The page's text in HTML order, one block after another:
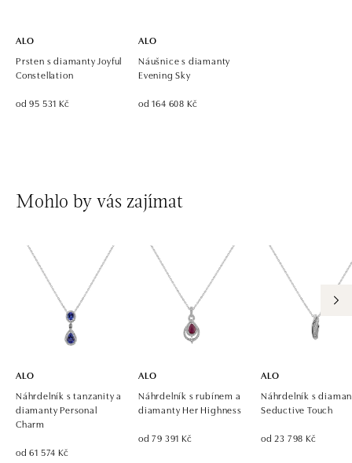
ALO
Prsten s diamanty Joyful
Constellation
od 95 531 Kč
ALO
Náušnice s diamanty
Evening Sky
od 164 608 Kč
Mohlo by vás zajímat
ALO
Náhrdelník s tanzanity a
diamanty Personal
Charm
od 61 574 Kč
ALO
Náhrdelník s rubínem a
diamanty Her Highness
od 79 391 Kč
ALO
Náhrdelník s
Seductive Touch
od 23 798 Kč